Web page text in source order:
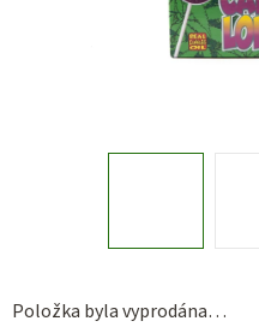
Položka byla vyprodána…